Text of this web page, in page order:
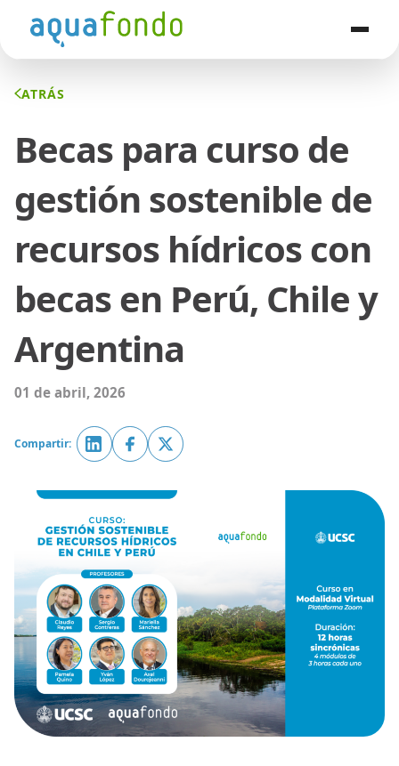
ATRÁS
Becas para curso de
gestión sostenible de
recursos hídricos con
becas en Perú, Chile y
Argentina
01 de abril, 2026
Compartir: